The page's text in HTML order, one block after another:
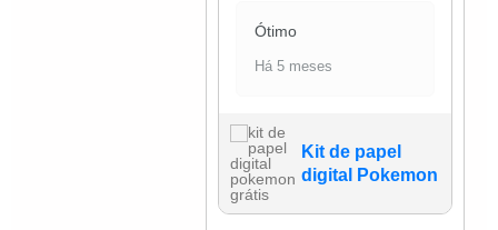
Ótimo
Há 5 meses
Kit de papel
digital Pokemon